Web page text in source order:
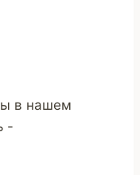
в нашем
-